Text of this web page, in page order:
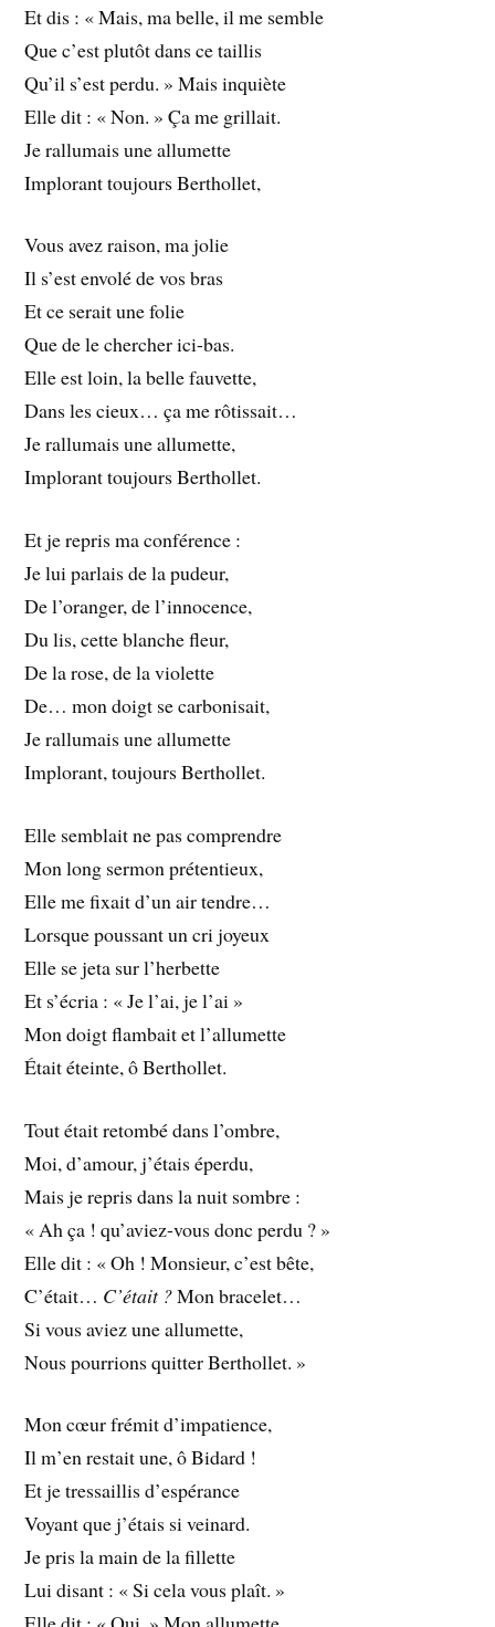
Et dis : « Mais, ma belle, il me semble
Que c’est plutôt dans ce taillis
Qu’il s’est perdu. » Mais inquiète
Elle dit : « Non. » Ça me grillait.
Je rallumais une allumette
Implorant toujours Berthollet,
Vous avez raison, ma jolie
Il s’est envolé de vos bras
Et ce serait une folie
Que de le chercher ici-bas.
Elle est loin, la belle fauvette,
Dans les cieux… ça me rôtissait…
Je rallumais une allumette,
Implorant toujours Berthollet.
Et je repris ma conférence :
Je lui parlais de la pudeur,
De l’oranger, de l’innocence,
Du lis, cette blanche fleur,
De la rose, de la violette
De… mon doigt se carbonisait,
Je rallumais une allumette
Implorant, toujours Berthollet.
Elle semblait ne pas comprendre
Mon long sermon prétentieux,
Elle me fixait d’un air tendre…
Lorsque poussant un cri joyeux
Elle se jeta sur l’herbette
Et s’écria : « Je l’ai, je l’ai »
Mon doigt flambait et l’allumette
Était éteinte, ô Berthollet.
Tout était retombé dans l’ombre,
Moi, d’amour, j’étais éperdu,
Mais je repris dans la nuit sombre :
« Ah ça ! qu’aviez-vous donc perdu ? »
Elle dit : « Oh ! Monsieur, c’est bête,
C’était… C’était ?Mon bracelet…
Si vous aviez une allumette,
Nous pourrions quitter Berthollet. »
Mon cœur frémit d’impatience,
Il m’en restait une, ô Bidard !
Et je tressaillis d’espérance
Voyant que j’étais si veinard.
Je pris la main de la fillette
Lui disant : « Si cela vous plaît. »